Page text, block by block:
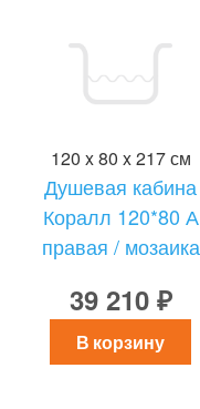
120 x 80 x 217 см
Душевая кабина
Коралл 120*80 А
правая / мозаика
39 210 ₽
В корзину